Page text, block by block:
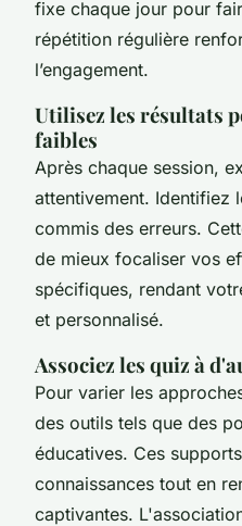
fixe chaque jour pour
répétition régulière
l’engagement.
Utilisez les résultats
faibles
Après chaque session,
attentivement. Identifiez
commis des erreurs.
de mieux focaliser vos
spécifiques, rendant
et personnalisé.
Associez les quiz à
Pour varier les
des outils tels que des
éducatives. Ces
connaissances tout en
captivantes.